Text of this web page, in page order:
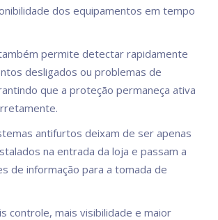
dos equipamentos em tempo
permite detectar rapidamente
desligados ou problemas de
que a proteção permaneça ativa
antifurtos deixam de ser apenas
na entrada da loja e passam a
de informação para a tomada de
controle, mais visibilidade e maior